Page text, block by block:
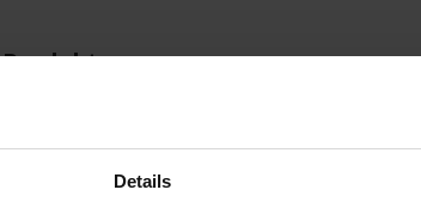
Details
Produkt